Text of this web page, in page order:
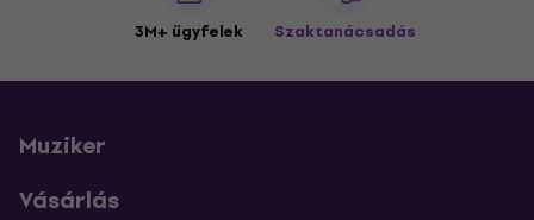
3M+ ügyfelek Szaktanácsadás
Muziker
Vásárlás